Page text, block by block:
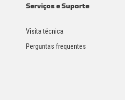
Serviços e Suporte
Visita técnica
Perguntas frequentes